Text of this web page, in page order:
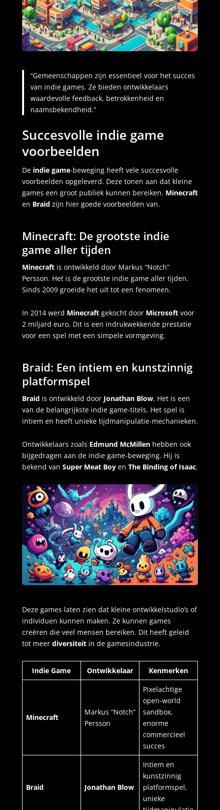
“Gemeenschappen zijn essentieel voor het succes
van indie games. Ze bieden ontwikkelaars
waardevolle feedback, betrokkenheid en
naamsbekendheid.”
Succesvolle indie game
voorbeelden
De indie game-beweging heeft vele succesvolle
voorbeelden opgeleverd. Deze tonen aan dat kleine
games een groot publiek kunnen bereiken. Minecraft
en Braid zijn hier goede voorbeelden van.
Minecraft: De grootste indie
game aller tijden
Minecraftis ontwikkeld door Markus “Notch”
Persson. Het is de grootste indie game aller tijden.
Sinds 2009 groeide het uit tot een fenomeen.
In 2014 werd Minecraftgekocht door Microsoftvoor
2 miljard euro. Dit is een indrukwekkende prestatie
voor een spel met een simpele vormgeving.
Braid: Een intiem en kunstzinnig
platformspel
Braid is ontwikkeld door Jonathan Blow. Het is een
van de belangrijkste indie game-titels. Het spel is
intiem en heeft unieke tijdmanipulatie-mechanieken.
Ontwikkelaars zoals Edmund McMillenhebben ook
bijgedragen aan de indie game-beweging. Hij is
bekend van Super Meat Boyen The Binding of Isaac.
Deze games laten zien dat kleine ontwikkelstudio’s of
individuen kunnen maken. Ze kunnen games
creëren die veel mensen bereiken. Dit heeft geleid
tot meer diversiteitin de gamesindustrie.
Indie Game Ontwikkelaar Kenmerken
Minecraft
Markus “Notch”
Persson
Pixelachtige
open-world
sandbox,
enorme
commercieel
succes
Braid Jonathan Blow
Intiem en
kunstzinnig
platformspel,
unieke